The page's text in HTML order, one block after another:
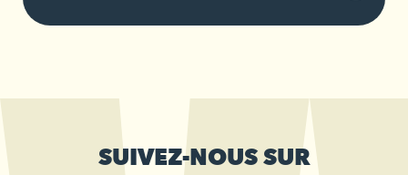
SUIVEZ-NOUS SUR